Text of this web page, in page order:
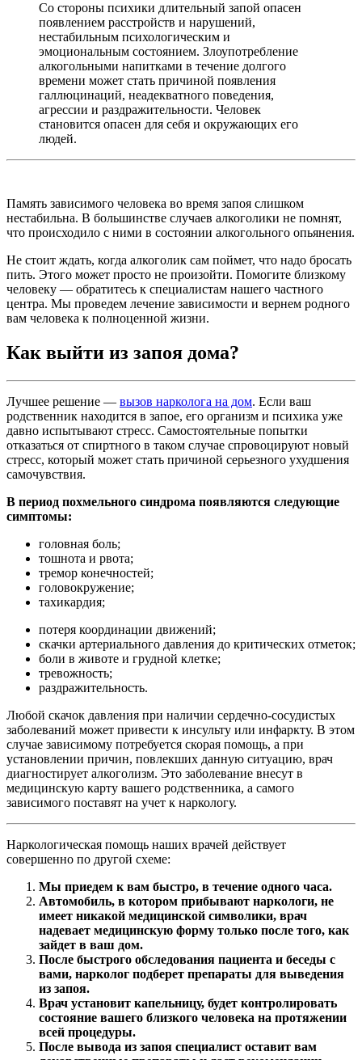
Со стороны психики длительный запой опасен
появлением расстройств и нарушений,
нестабильным психологическим и
эмоциональным состоянием. Злоупотребление
алкогольными напитками в течение долгого
времени может стать причиной появления
галлюцинаций, неадекватного поведения,
агрессии и раздражительности. Человек
становится опасен для себя и окружающих его
людей.
Память зависимого человека во время запоя слишком
нестабильна. В большинстве случаев алкоголики не помнят,
что происходило с ними в состоянии алкогольного опьянения.
Не стоит ждать, когда алкоголик сам поймет, что надо бросать
пить. Этого может просто не произойти. Помогите близкому
человеку — обратитесь к специалистам нашего частного
центра. Мы проведем лечение зависимости и вернем родного
вам человека к полноценной жизни.
Как выйти из запоя дома?
Лучшее решение — вызов нарколога на дом. Если ваш
родственник находится в запое, его организм и психика уже
давно испытывают стресс. Самостоятельные попытки
отказаться от спиртного в таком случае спровоцируют новый
стресс, который может стать причиной серьезного ухудшения
самочувствия.
В период похмельного синдрома появляются следующие
симптомы:
головная боль;
тошнота и рвота;
тремор конечностей;
головокружение;
тахикардия;
потеря координации движений;
скачки артериального давления до критических отметок;
боли в животе и грудной клетке;
тревожность;
раздражительность.
Любой скачок давления при наличии сердечно-сосудистых
заболеваний может привести к инсульту или инфаркту. В этом
случае зависимому потребуется скорая помощь, а при
установлении причин, повлекших данную ситуацию, врач
диагностирует алкоголизм. Это заболевание внесут в
медицинскую карту вашего родственника, а самого
зависимого поставят на учет к наркологу.
Наркологическая помощь наших врачей действует
совершенно по другой схеме:
Мы приедем к вам быстро, в течение одного часа.
Автомобиль, в котором прибывают наркологи, не
имеет никакой медицинской символики, врач
надевает медицинскую форму только после того, как
зайдет в ваш дом.
После быстрого обследования пациента и беседы с
вами, нарколог подберет препараты для выведения
из запоя.
Врач установит капельницу, будет контролировать
состояние вашего близкого человека на протяжении
всей процедуры.
После вывода из запоя специалист оставит вам